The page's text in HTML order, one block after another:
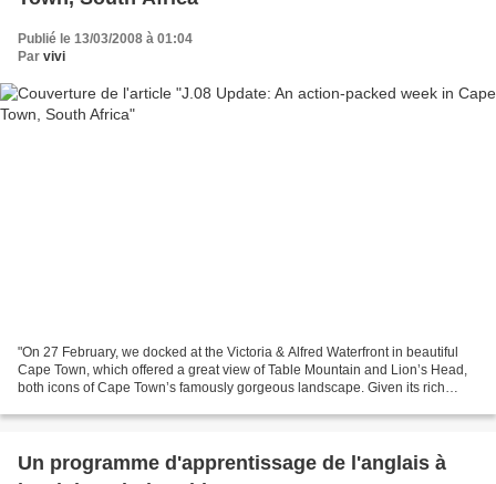
Publié le 13/03/2008 à 01:04
Par vivi
"On 27 February, we docked at the Victoria & Alfred Waterfront in beautiful
Cape Town, which offered a great view of Table Mountain and Lion’s Head,
both icons of Cape Town’s famously gorgeous landscape. Given its rich
Un programme d'apprentissage de l'anglais à